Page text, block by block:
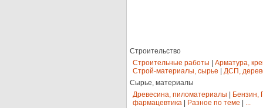
Строительство
Строительные работы
Арматура,
Строй-материалы, сырье
ДСП,
Сырье, материалы
Древесина, пиломатериалы
Бензин,
фармацевтика
Разное по теме
...